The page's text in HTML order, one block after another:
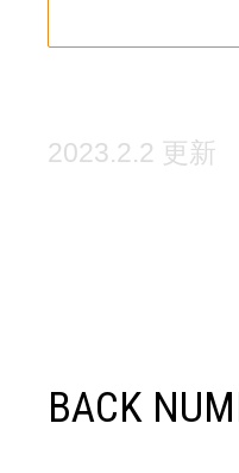
2023.2.2 更新
BACK